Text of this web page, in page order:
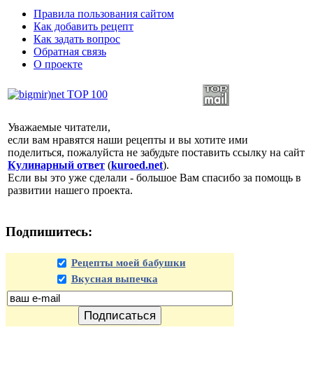
Правила пользования сайтом
Как добавить рецепт
Как задать вопрос
Обратная связь
О проекте
Уважаемые читатели,
если вам нравятся наши рецепты и вы хотите ими
поделиться, пожалуйста не забудьте поставить ссылку на сайт
Кулинарный ответ (kuroed.net).
Если вы это уже сделали - большое Вам спасибо за помощь в
развитии нашего проекта.
Подпишитесь:
Рецепты моей бабушки
Вкусная выпечка